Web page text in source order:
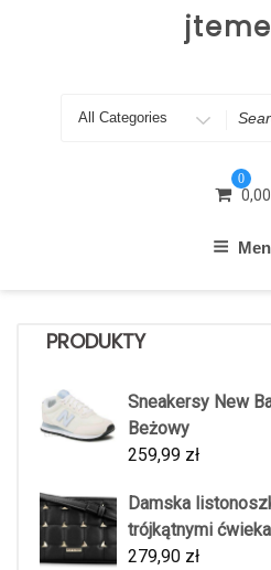
Search
0
0,00
PRODUKTY
Sneakersy New
Beżowy
259,99 zł
Damska
trójkątnymi
279,90 zł